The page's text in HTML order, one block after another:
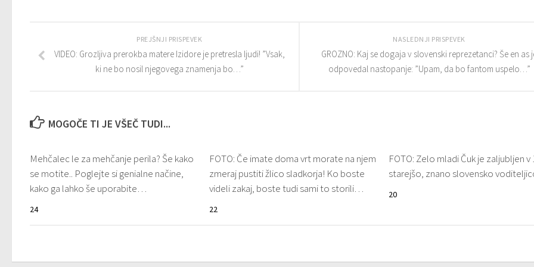
NASLEDNJI PRISPEVEK
GROZNO: Kaj se dogaja v slovenski reprezetanci? Še en as
odpovedal nastopanje: ”Upam, da bo fantom uspelo…”
PREJŠNJI PRISPEVEK
VIDEO: Grozljiva prerokba matere Izidore je pretresla ljudi! ”Vsak,
ki ne bo nosil njegovega znamenja bo…”
MOGOČE TI JE VŠEČ TUDI...
Mehčalec le za mehčanje perila? Še kako
se motite.. Poglejte si genialne načine,
kako ga lahko še uporabite…
24
FOTO: Če imate doma vrt morate na njem
zmeraj pustiti žlico sladkorja! Ko boste
videli zakaj, boste tudi sami to storili…
22
FOTO: Zelo mladi Čuk je zaljubljen v
starejšo, znano slovensko
20